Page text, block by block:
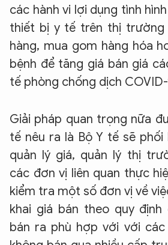
các hành vi lợi dụng tình
thiết bị y tế trên thị trường
hàng, mua gom hàng hóa
bệnh để tăng giá bán giá
tế phòng chống dịch
Giải pháp quan trọng nữa
tế nêu ra là Bộ Y tế sẽ
quản lý giá, quản lý thị
các đơn vị liên quan thực
kiểm tra một số đơn vị về
khai giá bán theo quy
bán ra phù hợp với với các